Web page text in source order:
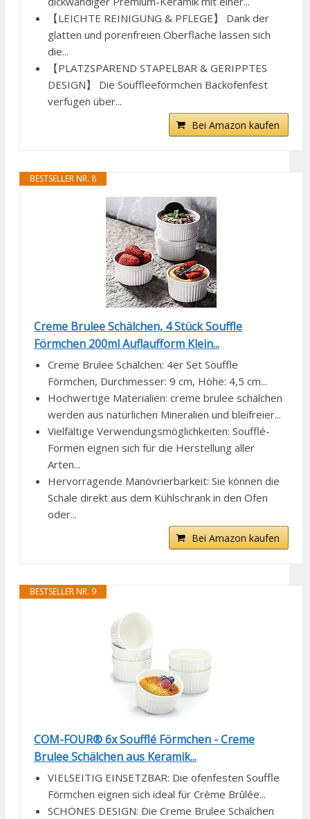
【LEICHTE REINIGUNG & PFLEGE】 Dank der
glatten und porenfreien Oberfläche lassen sich
die...
【PLATZSPAREND STAPELBAR & GERIPPTES
DESIGN】 Die Souffleeförmchen Backofenfest
verfügen über...
Bei Amazon kaufen
BESTSELLER NR. 8
Creme Brulee Schälchen, 4 Stück Souffle
Förmchen 200ml Auflaufform Klein...
Creme Brulee Schälchen: 4er Set Souffle
Förmchen, Durchmesser: 9 cm, Höhe: 4,5 cm...
Hochwertige Materialien: creme brulee schälchen
werden aus natürlichen Mineralien und bleifreier...
Vielfältige Verwendungsmöglichkeiten: Soufflé-
Formen eignen sich für die Herstellung aller
Arten...
Hervorragende Manövrierbarkeit: Sie können die
Schale direkt aus dem Kühlschrank in den Ofen
oder...
Bei Amazon kaufen
BESTSELLER NR. 9
COM-FOUR® 6x Soufflé Förmchen - Creme
Brulee Schälchen aus Keramik...
VIELSEITIG EINSETZBAR: Die ofenfesten Souffle
Förmchen eignen sich ideal für Crème Brûlée...
SCHÖNES DESIGN: Die Creme Brulee Schälchen